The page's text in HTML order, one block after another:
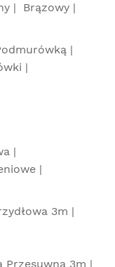
Brązowy
3m
Przesuwna 3m